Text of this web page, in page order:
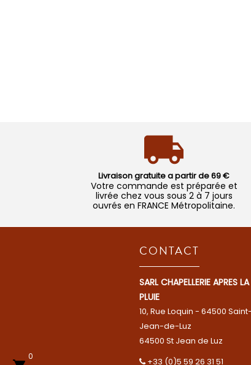
Livraison gratuite a partir de 69 €
Votre commande est préparée et
livrée chez vous sous 2 à 7 jours
ouvrés en FRANCE Métropolitaine.
CONTACT
SARL CHAPELLERIE APRES LA
PLUIE
10, Rue Loquin - 64500 Saint-
Jean-de-Luz
64500 St Jean de Luz
+33 (0)5 59 26 31 51
0